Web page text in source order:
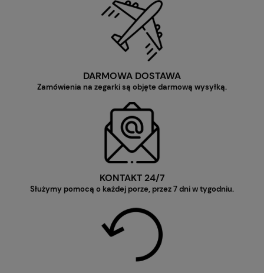
DARMOWA DOSTAWA
Zamówienia na zegarki są objęte darmową wysyłką.
KONTAKT 24/7
Służymy pomocą o każdej porze, przez 7 dni w tygodniu.